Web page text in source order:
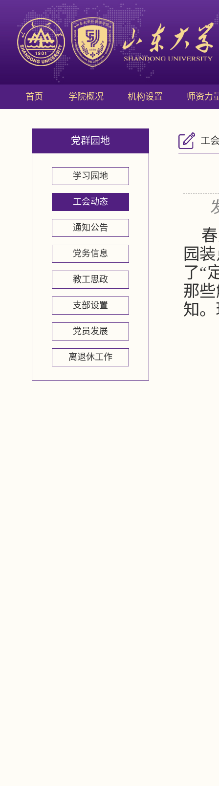
首页 学院概况 机构设置 师资力
党群园地
学习园地
工会动态
通知公告
党务信息
教工思政
支部设置
党员发展
离退休工作
工
园
了“
那
知